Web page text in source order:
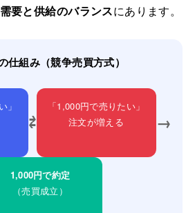
需要と供給のバランスにあります。
仕組み（競争売買方式）
」
⇄
「1,000円で売りたい」
注文が増える
→
1,000円で約定
（売買成立）